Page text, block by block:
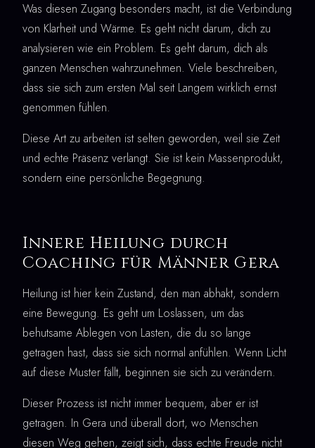
Was diesen Zugang besonders macht, ist die Verbindung
von Klarheit und Wärme. Es geht nicht darum, dich zu
analysieren wie ein Problem. Es geht darum, dich als
ganzen Menschen wahrzunehmen. Viele beschreiben,
dass sie sich zum ersten Mal seit Langem wirklich ernst
genommen fühlen.
Diese Art zu arbeiten ist selten geworden, weil sie Zeit
und echte Präsenz verlangt. Sie ist kein Massenprodukt,
sondern eine persönliche Begegnung.
Innere Heilung durch
Coaching für Männer Gera
Heilung ist hier kein Zustand, den man abhakt, sondern
eine Bewegung. Es geht um Loslassen, um das
behutsame Ablegen von Lasten, die du so lange
getragen hast, dass sie sich normal anfühlen. Wenn Licht
auf diese Muster fällt, beginnen sie sich zu verändern.
Dieser Prozess ist nicht immer bequem, aber er ist
getragen. In Gera und überall dort, wo Menschen
diesen Weg gehen, zeigt sich, dass echte Freude nicht